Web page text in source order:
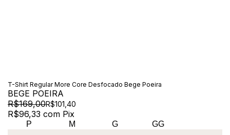
T-Shirt Regular More Core Desfocado Bege Poeira
BEGE POEIRA
R$169,00R$101,40
R$96,33 com Pix
P M G GG